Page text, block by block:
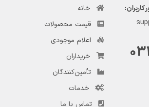
خانه
قیمت محصولات
اعلام موجودی
خریداران
تأمین‌کنندگان
خدمات
تماس با ما